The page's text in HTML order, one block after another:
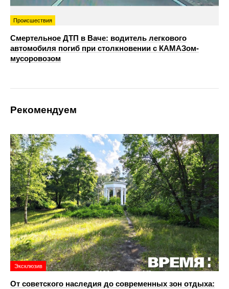
Происшествия
Смертельное ДТП в Ваче: водитель легкового
автомобиля погиб при столкновении с КАМАЗом-
мусоровозом
Рекомендуем
Эксклюзив
От советского наследия до современных зон отдыха: